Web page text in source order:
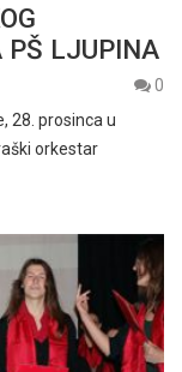
PŠ LJUPINA
0
28. prosinca u
orkestar